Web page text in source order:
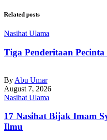
Related posts
Nasihat Ulama
Tiga Penderitaan
By Abu Umar
August 7, 2026
Nasihat Ulama
17 Nasihat Bijak Imam
Ilmu